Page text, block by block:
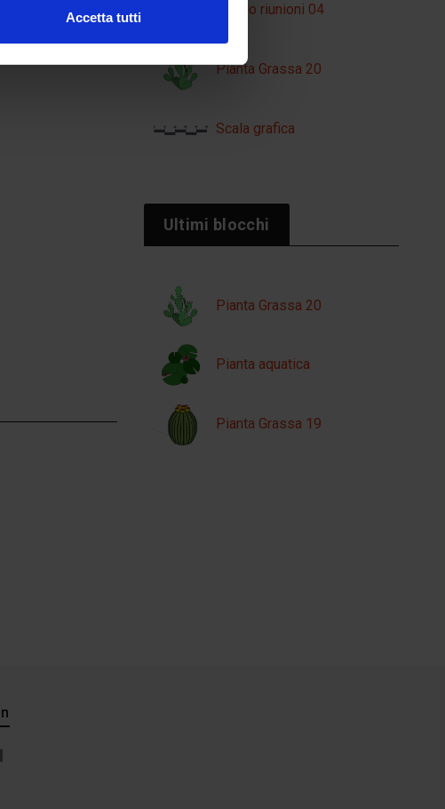
Accetta tutti Tavolo riunioni 04
Pianta Grassa 20
Scala grafica
Ultimi blocchi
Pianta Grassa 20
Pianta aquatica
Pianta Grassa 19